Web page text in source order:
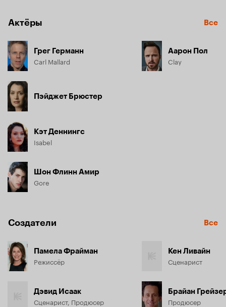
Актёры Все
Грег Германн
Carl Mallard
Пэйджет Брюстер
Кэт Деннингс
Isabel
Шон Флинн Амир
Gore
Аарон Пол
Clay
Создатели Все
Памела Фрайман
Режиссёр
Дэвид Исаак
Сценарист, Продюсер
Кен Ливайн
Сценарист
Брайан
Продюсер